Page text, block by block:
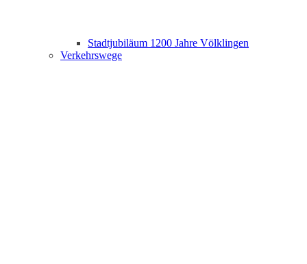
Stadtjubiläum 1200 Jahre Völklingen
Verkehrswege